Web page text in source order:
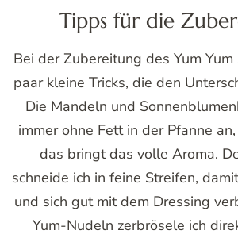
Tipps für die
Bei der Zubereitung des Yum
paar kleine Tricks, die den
Die Mandeln und
immer ohne Fett in der Pfanne
das bringt das volle Aroma.
schneide ich in feine Streifen,
und sich gut mit dem Dressing
Yum-Nudeln zerbrösele ich